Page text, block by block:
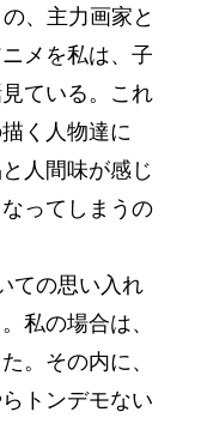
、主力画家と
メを私は、子
ている。これ
く人物達に
人間味が感じ
ってしまうの
ての思い入れ
私の場合は、
。その内に、
トンデモない